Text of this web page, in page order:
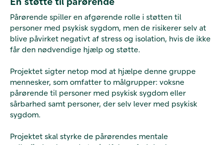
Pårørende spiller en afgørende rolle i støtten til
personer med psykisk sygdom, men de risikerer selv at
blive påvirket negativt af stress og isolation, hvis de ikke
får den nødvendige hjælp og støtte.
Projektet sigter netop mod at hjælpe denne gruppe
mennesker, som omfatter to målgrupper: voksne
pårørende til personer med psykisk sygdom eller
sårbarhed samt personer, der selv lever med psykisk
sygdom.
Projektet skal styrke de pårørendes mentale